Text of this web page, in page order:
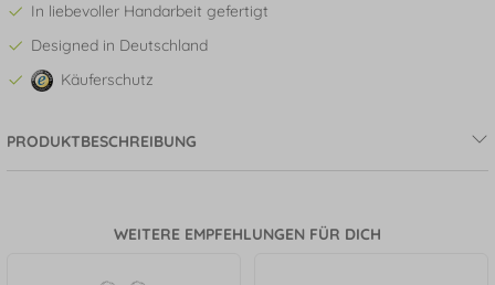
In liebevoller Handarbeit gefertigt
Designed in Deutschland
Käuferschutz
PRODUKTBESCHREIBUNG
WEITERE EMPFEHLUNGEN FÜR DICH